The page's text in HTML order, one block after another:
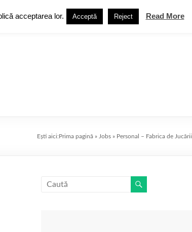
Grup de Facebook Termeni și condiții
Ești aici:Prima pagină » Jobs » Personal – Fabrica de Jucării
acceptarea lor. Acceptă Reject Read More